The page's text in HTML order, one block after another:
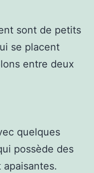
sont de petits
se placent
entre deux
quelques
possède des